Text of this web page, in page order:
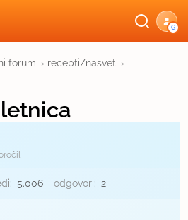
G
forumi › recepti/nasveti ›
5.006 odgovori: 2